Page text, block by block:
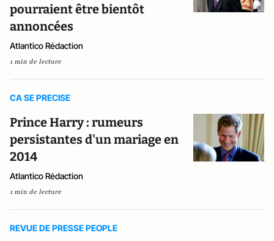
pourraient être bientôt
annoncées
Atlantico Rédaction
1 min de lecture
CA SE PRECISE
Prince Harry : rumeurs
persistantes d'un mariage en
2014
Atlantico Rédaction
1 min de lecture
REVUE DE PRESSE PEOPLE